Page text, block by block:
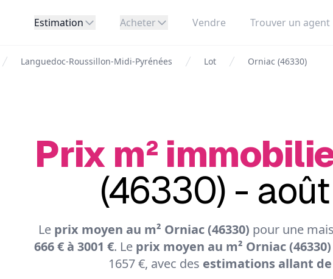
Estimation Acheter Vendre Trouver un agent
Languedoc-Roussillon-Midi-Pyrénées Lot Orniac (46330)
Prix m²
(46330) -
Le prix moyen au m² Orniac (46330) pour une
666 € à 3001 €. Le prix moyen au m² Orniac (46330)
1657 €, avec des estimations allant de